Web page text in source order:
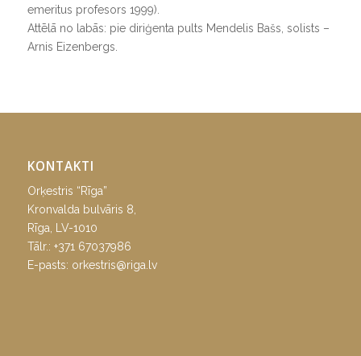
emeritus profesors 1999).
Attēlā no labās: pie diriģenta pults Mendelis Bašs, solists –
Arnis Eizenbergs.
KONTAKTI
Orķestris “Rīga”
Kronvalda bulvāris 8,
Rīga, LV-1010
Tālr.: +371 67037986
E-pasts: orkestris@riga.lv